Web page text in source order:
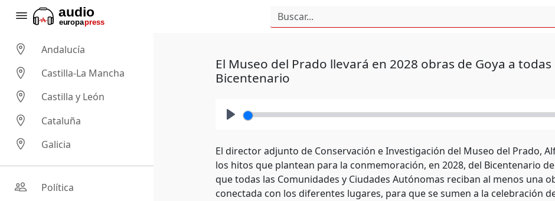
Andalucía
Castilla-La Mancha
Castilla y León
Cataluña
Galicia
Política
El Museo del Prado llevará en 2028 obras de Goya a todas
Bicentenario
El director adjunto de Conservación e Investigación del Museo del Prado,
los hitos que plantean para la conmemoración, en 2028, del Bicentenario
que todas las Comunidades y Ciudades Autónomas reciban al menos una
conectada con los diferentes lugares, para que se sumen a la celebración